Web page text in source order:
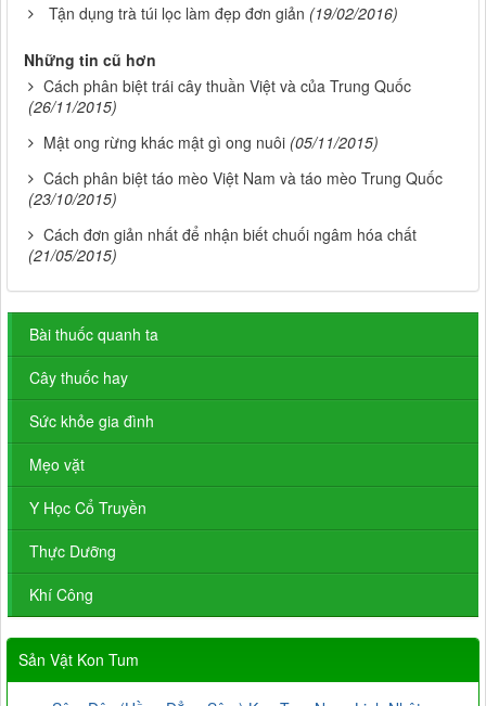
Tận dụng trà túi lọc làm đẹp đơn giản (19/02/2016)
Những tin cũ hơn
Cách phân biệt trái cây thuần Việt và của Trung Quốc
(26/11/2015)
Mật ong rừng khác mật gì ong nuôi (05/11/2015)
Cách phân biệt táo mèo Việt Nam và táo mèo Trung Quốc
(23/10/2015)
Cách đơn giản nhất để nhận biết chuối ngâm hóa chất
(21/05/2015)
Bài thuốc quanh ta
Cây thuốc hay
Sức khỏe gia đình
Mẹo vặt
Y Học Cổ Truyền
Thực Dưỡng
Khí Công
Sản Vật Kon Tum